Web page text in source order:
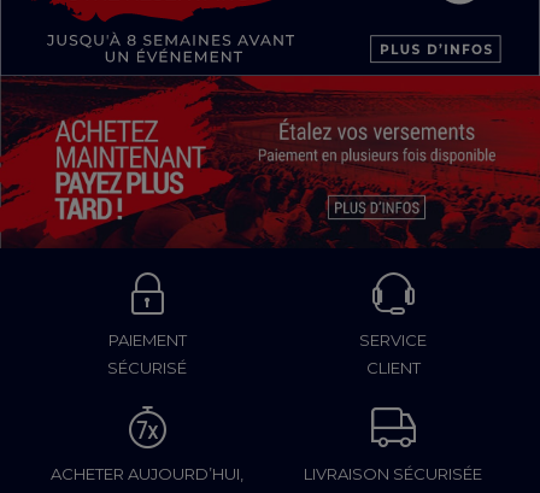
PAIEMENT
SÉCURISÉ
SERVICE
CLIENT
ACHETER AUJOURD’HUI,
LIVRAISON SÉCURISÉE